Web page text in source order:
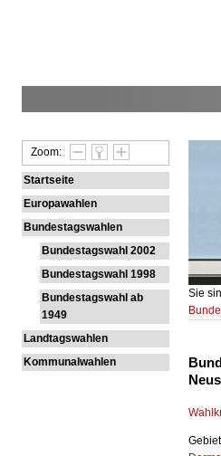
Zoom:
Startseite
Europawahlen
Bundestagswahlen
Bundestagswahl 2002
Bundestagswahl 1998
Bundestagswahl ab
1949
Landtagswahlen
Kommunalwahlen
Sie